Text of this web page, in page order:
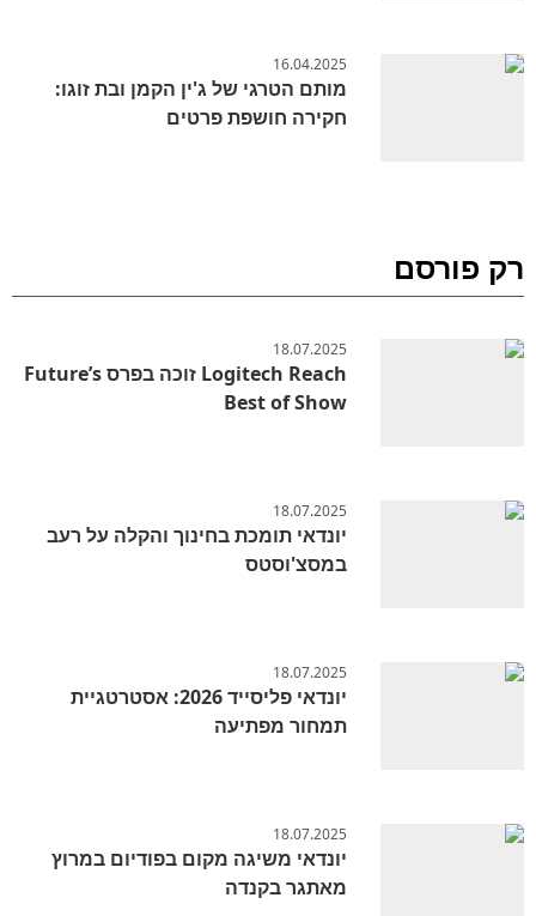
16.04.2025
מותם הטרגי של ג'ין הקמן ובת זוגו:
חקירה חושפת פרטים
רק פורסם
18.07.2025
Logitech Reach זוכה בפרס Future’s
Best of Show
18.07.2025
יונדאי תומכת בחינוך והקלה על רעב
במסצ'וסטס
18.07.2025
יונדאי פליסייד 2026: אסטרטגיית
תמחור מפתיעה
18.07.2025
יונדאי משיגה מקום בפודיום במרוץ
מאתגר בקנדה